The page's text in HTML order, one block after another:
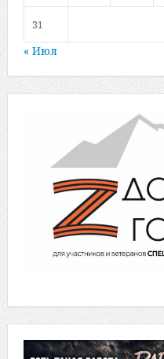
31
« Июл